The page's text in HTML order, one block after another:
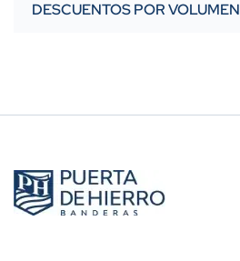
DESCUENTOS POR VOLUMEN